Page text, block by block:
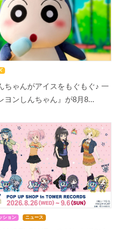
ちゃんがアイスをもぐもぐ♪ 一
ヨンしんちゃん』が8月8...
ション ニュース